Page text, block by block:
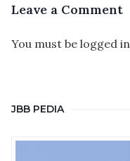
Leave a Comment
You must be logged in
JBB PEDIA